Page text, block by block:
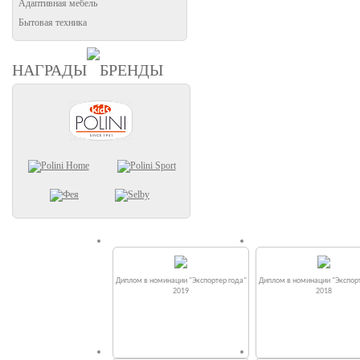
Адаптивная мебель
Бытовая техника
НАГРАДЫ БРЕНДЫ
Диплом в номинации "Экспортер года"
2019
Диплом в номинации
2018